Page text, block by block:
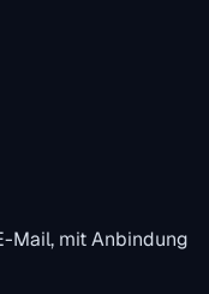
Mail, mit Anbindung